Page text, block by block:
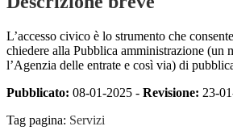
L’accesso civico è lo strumento che
chiedere alla Pubblica amministrazione (un
l’Agenzia delle entrate e così via) di
Pubblicato: 08-01-2025 - Revisione: 23-
Tag pagina: Servizi